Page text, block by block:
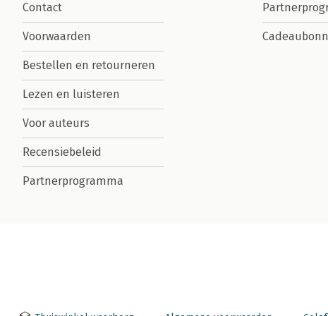
Contact
Voorwaarden
Bestellen en retourneren
Lezen en luisteren
Voor auteurs
Recensiebeleid
Partnerprogramma